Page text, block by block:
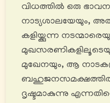
വിധത്തിൽ ഒരു
നാട്യശാലയേയും,
കളിയ്ക്കുന്ന
മുഖേനയും, ആ
ദൃഷ്ടമാകുന്നു